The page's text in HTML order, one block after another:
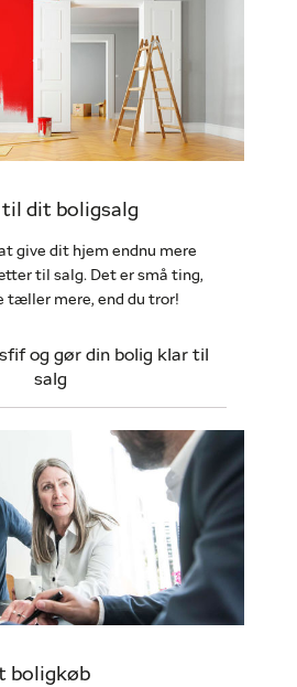
til dit boligsalg
give dit hjem endnu mere
til salg. Det er små ting,
tæller mere, end du tror!
og gør din bolig klar til
salg
boligkøb